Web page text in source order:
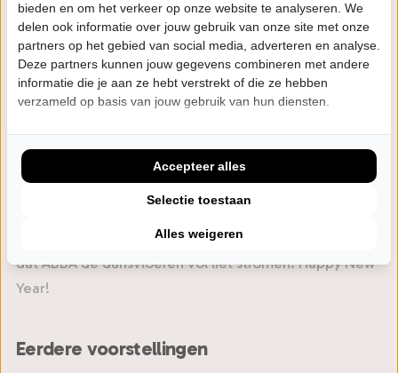
heeft. De Britse tributeband is meerdere malen door
de Agent’s Association of Great Britain uitgeroepen tot
de nummer-1 ABBA Tribute van het Verenigd
Koninkrijk. De reden: de groep zorgt voor optredens
die akelig dicht bij het origineel komen. Er wacht je
een fabelachtige show met nauwgezette
choreografieën, schitterende kleding, prachtige
decors en natuurlijk het belangrijkste: muzikaal
ABBA Revival je op een nostalgische reis naar de tijd
dat ABBA de dansvloeren vol liet stromen. Happy New
Year!
Eerdere voorstellingen
bieden en om het verkeer op onze website te analyseren. We
delen ook informatie over jouw gebruik van onze site met onze
partners op het gebied van social media, adverteren en analyse.
Deze partners kunnen jouw gegevens combineren met andere
informatie die je aan ze hebt verstrekt of die ze hebben
verzameld op basis van jouw gebruik van hun diensten.
Alles weigeren
Selectie toestaan
Accepteer alles